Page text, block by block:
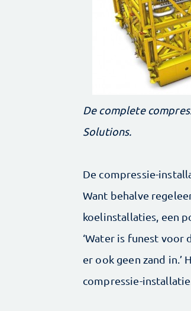
De complete
Solutions.
De compressie-
Want behalve
koelinstallaties, een
‘Water is funest voor
er ook geen zand
compressie-installatie.